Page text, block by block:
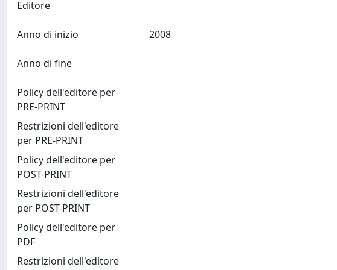
Editore
Anno di inizio
Anno di fine
Policy dell'editore per
PRE-PRINT
Restrizioni dell'editore
per PRE-PRINT
Policy dell'editore per
POST-PRINT
Restrizioni dell'editore
per POST-PRINT
Policy dell'editore per
PDF
Restrizioni dell'editore